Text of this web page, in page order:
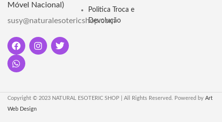
Móvel Nacional)
susy@naturalesotericshop.com
Politica Troca e
Devolução
Copyright © 2023 NATURAL ESOTERIC SHOP | All Rights Reserved. Powered by Art
Web Design